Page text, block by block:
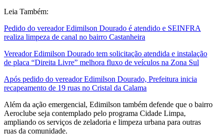
Leia Também:
Pedido do vereador Edimilson Dourado é atendido e SEINFRA
realiza limpeza de canal no bairro Castanheira
Vereador Edimilson Dourado tem solicitação atendida e instalação
de placa “Direita Livre” melhora fluxo de veículos na Zona Sul
Após pedido do vereador Edimilson Dourado, Prefeitura inicia
recapeamento de 19 ruas no Cristal da Calama
Além da ação emergencial, Edimilson também defende que o bairro
Aeroclube seja contemplado pelo programa Cidade Limpa,
ampliando os serviços de zeladoria e limpeza urbana para outras
ruas da comunidade.